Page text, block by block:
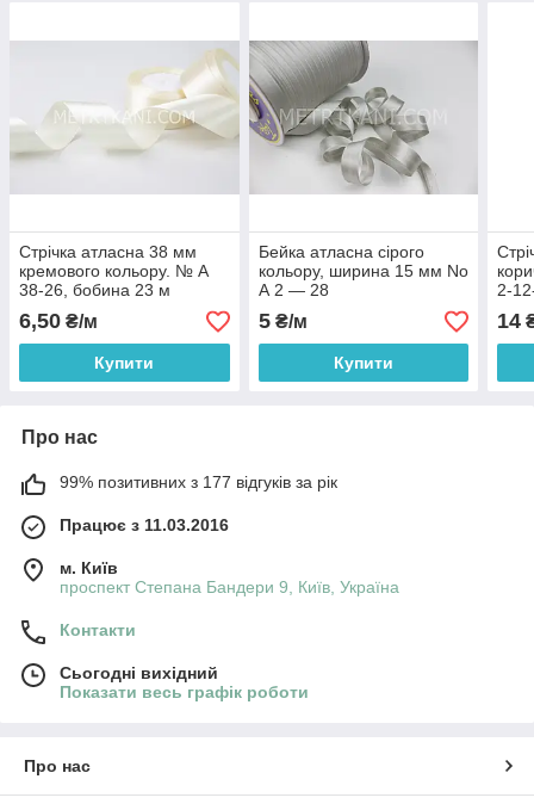
Стрічка атласна 38 мм
кремового кольору. № А
38-26, бобина 23 м
6,50 ₴/м
Купити
Бейка атласна сірого
кольору, ширина 15 мм No
А 2 — 28
5₴/м
Купити
2-
14
Про нас
99% позитивних з 177 відгуків за рік
Працює з 11.03.2016
м. Київ
проспект Степана Бандери 9, Київ, Україна
Контакти
Сьогодні вихідний
Показати весь графік роботи
Про нас